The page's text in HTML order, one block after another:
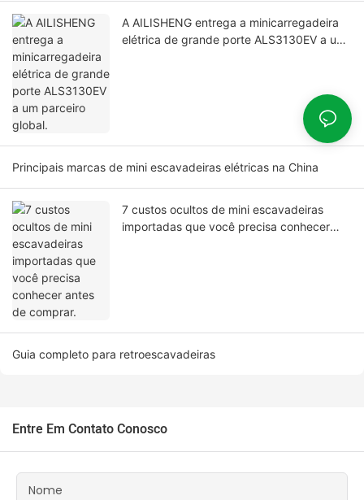
A AILISHENG entrega a minicarregadeira
elétrica de grande porte ALS3130EV a um
Principais marcas de mini escavadeiras elétricas na China
7 custos ocultos de mini escavadeiras
importadas que você precisa conhecer
Guia completo para retroescavadeiras
Entre Em Contato Conosco
Nome